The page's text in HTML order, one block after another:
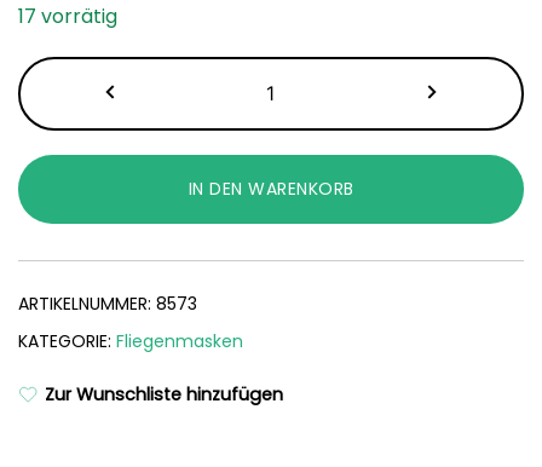
17 vorrätig
Fliegenmaske
Fly
Menge
IN DEN WARENKORB
ARTIKELNUMMER: 8573
KATEGORIE: Fliegenmasken
Zur Wunschliste hinzufügen